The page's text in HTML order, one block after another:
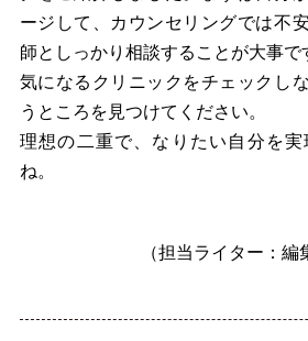
ージして、カウンセリングでは不
師としっかり相談することが大事で
気になるクリニックをチェックし
うところを見つけてください。
理想の二重で、なりたい自分を
ね。
（担当ライター：編